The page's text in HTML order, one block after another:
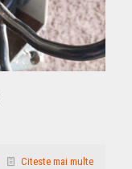
Citeste mai multe